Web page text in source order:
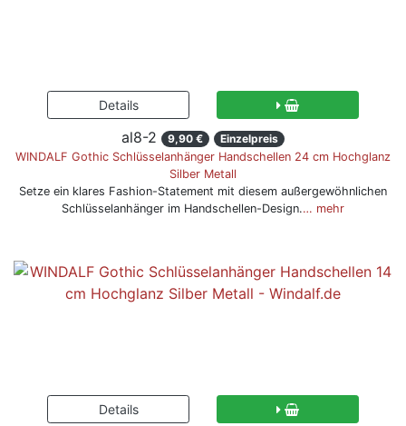
al8-2 9,90 €
Einzelpreis
WINDALF Gothic Schlüsselanhänger Handschellen 24 cm Hochglanz
Silber Metall
Setze ein klares Fashion-Statement mit diesem außergewöhnlichen
Schlüsselanhänger im Handschellen-Design.… mehr